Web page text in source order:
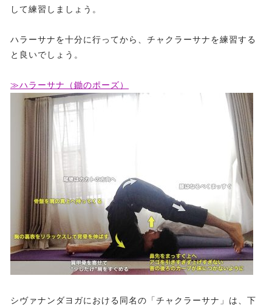
して練習しましょう。
ハラーサナを十分に行ってから、チャクラーサナを練習する
と良いでしょう。
≫ハラーサナ（鋤のポーズ）
シヴァナンダヨガにおける同名の「チャクラーサナ」は、下